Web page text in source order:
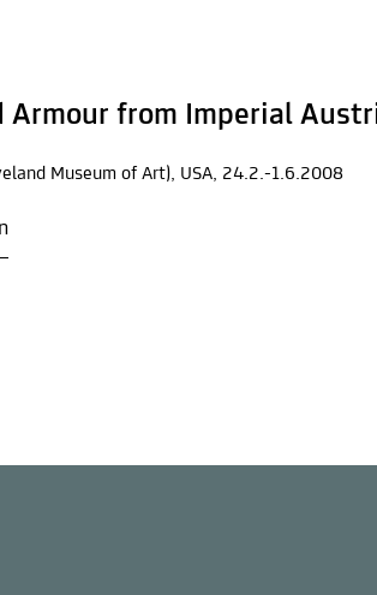
Armour from Imperial
Museum of Art), USA, 24.2.-1.6.2008